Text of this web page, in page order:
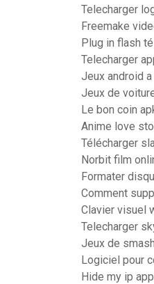
Telecharger
Freemake
Plug in flash
Telecharger
Jeux android
Jeux de
Le bon coin
Anime love
Télécharger
Norbit film
Formater
Comment
Clavier visuel
Telecharger
Jeux de
Logiciel pour
Hide my ip